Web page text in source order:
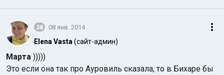
38 08 янв. 2014
Elena Vasta (сайт-админ)
Марта )))))
Это если она так про Ауровиль сказала, то в Бихаре бы